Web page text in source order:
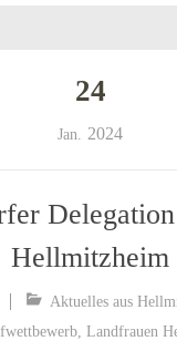
24
Jan. 2024
Hellmitzheim
Aktuelles aus
, Landfrauen